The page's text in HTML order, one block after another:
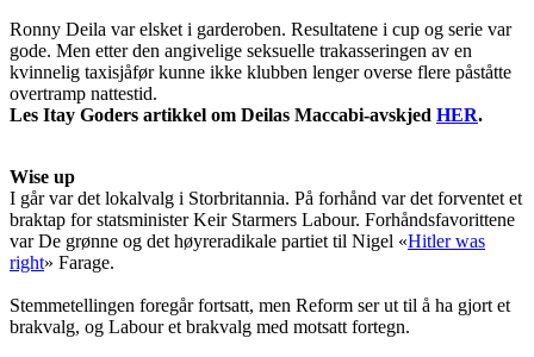
Ronny Deila var elsket i garderoben. Resultatene i cup og serie var
gode. Men etter den angivelige seksuelle trakasseringen av en
kvinnelig taxisjåfør kunne ikke klubben lenger overse flere påståtte
overtramp nattestid.
Les Itay Goders artikkel om Deilas Maccabi-avskjed HER.
Wise up
I går var det lokalvalg i Storbritannia. På forhånd var det forventet et
braktap for statsminister Keir Starmers Labour. Forhåndsfavorittene
var De grønne og det høyreradikale partiet til Nigel «Hitler was
right» Farage.
Stemmetellingen foregår fortsatt, men Reform ser ut til å ha gjort et
brakvalg, og Labour et brakvalg med motsatt fortegn.